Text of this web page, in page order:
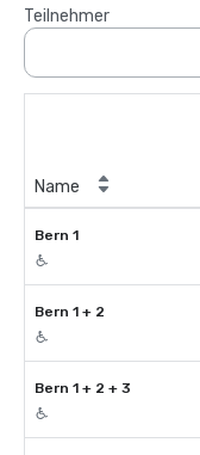
Teilnehmer
Name
Bern 1
Bern 1 + 2
Bern 1 + 2 + 3